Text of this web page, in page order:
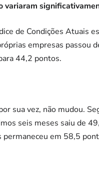
variaram
de Condições Atuais
empresas passou
44,2 pontos.
sua vez, não mudou.
seis meses saiu de
permaneceu em 58,5